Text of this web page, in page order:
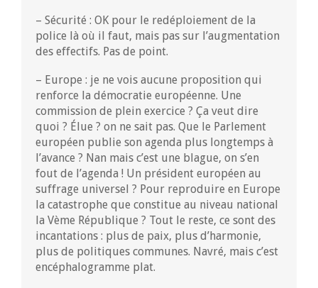
– Sécurité : OK pour le redéploiement de la
police là où il faut, mais pas sur l’augmentation
des effectifs. Pas de point.
– Europe : je ne vois aucune proposition qui
renforce la démocratie européenne. Une
commission de plein exercice ? Ça veut dire
quoi ? Élue ? on ne sait pas. Que le Parlement
européen publie son agenda plus longtemps à
l’avance ? Nan mais c’est une blague, on s’en
fout de l’agenda ! Un président européen au
suffrage universel ? Pour reproduire en Europe
la catastrophe que constitue au niveau national
la Vème République ? Tout le reste, ce sont des
incantations : plus de paix, plus d’harmonie,
plus de politiques communes. Navré, mais c’est
encéphalogramme plat.